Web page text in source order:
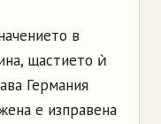
в
щастието ѝ
Германия
е изправена